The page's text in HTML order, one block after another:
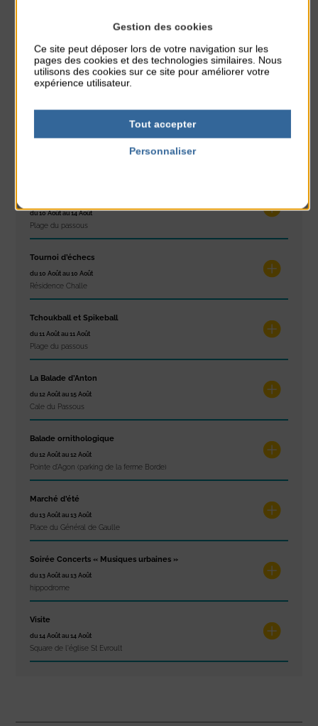
À noter aussi
Exposition « Itinéraires »
Réveil musculaire
du 10 Août au 14 Août
Plage du passous
Tournoi d’échecs
du 10 Août au 10 Août
Résidence Challe
Tchoukball et Spikeball
du 11 Août au 11 Août
Plage du passous
La Balade d’Anton
du 12 Août au 15 Août
Cale du Passous
Balade ornithologique
du 12 Août au 12 Août
Pointe d'Agon (parking de la ferme Borde)
Marché d’été
du 13 Août au 13 Août
Place du Général de Gaulle
Soirée Concerts « Musiques urbaines »
du 13 Août au 13 Août
hippodrome
Visite
du 14 Août au 14 Août
Square de l'église St Evroult
Gestion des cookies
Ce site peut déposer lors de votre navigation sur les
pages des cookies et des technologies similaires. Nous
utilisons des cookies sur ce site pour améliorer votre
expérience utilisateur.
Tout accepter
Personnaliser